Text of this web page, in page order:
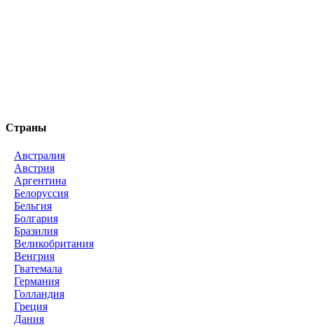
Страны
Австралия
Австрия
Аргентина
Белоруссия
Бельгия
Болгария
Бразилия
Великобритания
Венгрия
Гватемала
Германия
Голландия
Греция
Дания